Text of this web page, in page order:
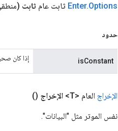
Enter.Options ثابت عام ثابت
حدود
isConstant إذا كان
الإخراج العام <T> الإخراج ()
نفس الموتر مثل "البيانات".